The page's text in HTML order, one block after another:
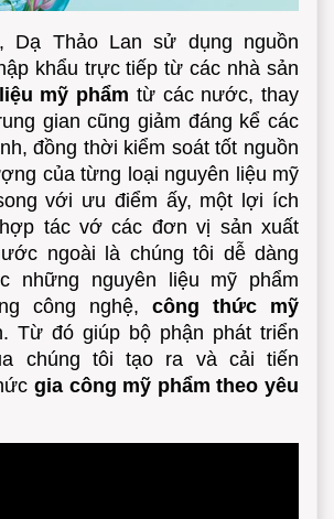
Dạ Thảo Lan sử dụng nguồn
khẩu trực tiếp từ các nhà sản
mỹ phẩm từ các nước, thay
gian cũng giảm đáng kể các
đồng thời kiểm soát tốt nguồn
của từng loại nguyên liệu mỹ
với ưu điểm ấy, một lợi ích
tác vớ các đơn vị sản xuất
ngoài là chúng tôi dễ dàng
những nguyên liệu mỹ phẩm
công nghệ, công thức mỹ
Từ đó giúp bộ phận phát triển
chúng tôi tạo ra và cải tiến
gia công mỹ phẩm theo yêu